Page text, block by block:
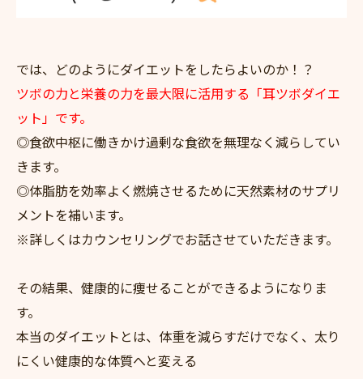
では、どのようにダイエットをしたらよいのか！？
ツボの力と栄養の力を最大限に活用する「耳ツボダイエ
ット」です。
◎食欲中枢に働きかけ過剰な食欲を無理なく減らしてい
きます。
◎体脂肪を効率よく燃焼させるために天然素材のサプリ
メントを補います。
※詳しくはカウンセリングでお話させていただきます。
その結果、健康的に痩せることができるようになりま
す。
本当のダイエットとは、体重を減らすだけでなく、太り
にくい健康的な体質へと変える